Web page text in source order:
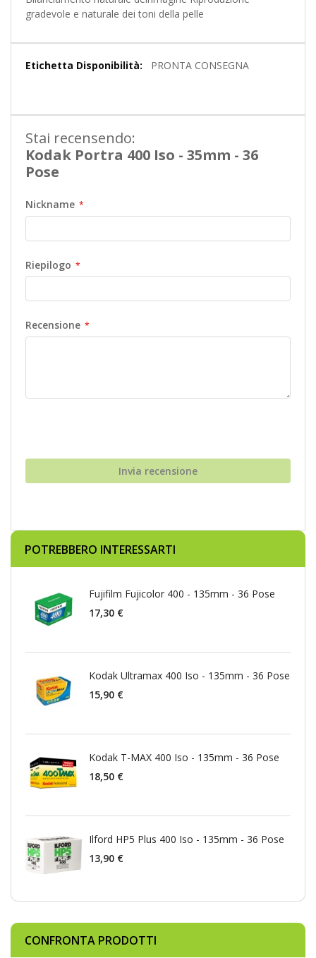
gradevole e naturale dei toni della pelle
Maggiori
PRONTA CONSEGNA
Stai recensendo:
Kodak Portra 400 Iso - 35mm - 36
Pose
Nickname
Riepilogo
Recensione
Invia recensione
POTREBBERO INTERESSARTI
Fujifilm Fujicolor 400 - 135mm - 36 Pose
17,30 €
Kodak Ultramax 400 Iso - 135mm - 36 Pose
15,90 €
Kodak T-MAX 400 Iso - 135mm - 36 Pose
18,50 €
Ilford HP5 Plus 400 Iso - 135mm - 36 Pose
13,90 €
CONFRONTA PRODOTTI